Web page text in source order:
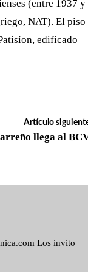
(entre 1937 y
NAT). El piso
edificado
Artículo
llega al
Los invito